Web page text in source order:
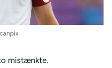
mistænkte.